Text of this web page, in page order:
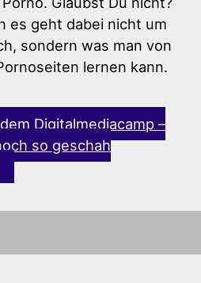
es geht dabei nicht um
sondern was man von
lernen kann.
Digitalmediacamp –
so geschah